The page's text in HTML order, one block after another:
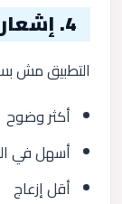
4. إشعارات ذكية مش مجرد تنبيه
التطبيق مش
أكثر وضوح
أسهل في
أقل إزعاج